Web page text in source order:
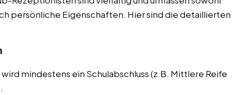
persönliche Eigenschaften. Hier sind die detaillierten
wird mindestens ein Schulabschluss (z.B. Mittlere Reife